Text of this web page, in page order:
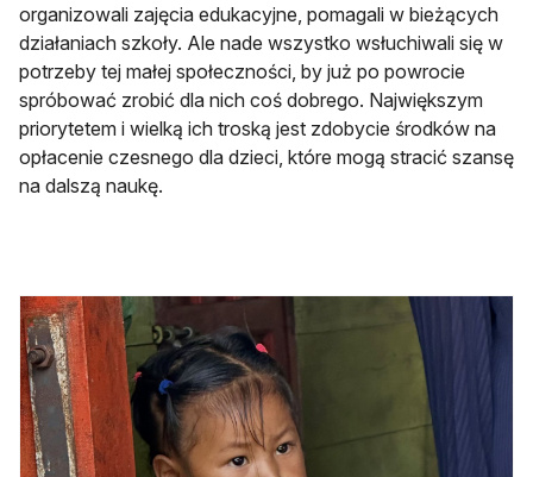
organizowali zajęcia edukacyjne, pomagali w bieżących
działaniach szkoły. Ale nade wszystko wsłuchiwali się w
potrzeby tej małej społeczności, by już po powrocie
spróbować zrobić dla nich coś dobrego. Największym
priorytetem i wielką ich troską jest zdobycie środków na
opłacenie czesnego dla dzieci, które mogą stracić szansę
na dalszą naukę.